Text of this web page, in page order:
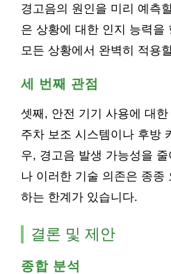
경고음의 원인을 미리 예측
은 상황에 대한 인지 능력을
모든 상황에서 완벽히 적용
세 번째 관점
셋째, 안전 기기 사용에 대
주차 보조 시스템이나 후방
우, 경고음 발생 가능성을
나 이러한 기술 의존은 종종
하는 한계가 있습니다.
결론 및 제안
종합 분석